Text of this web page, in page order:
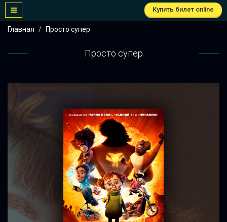
Купить билет online
Главная Просто супер
Просто супер